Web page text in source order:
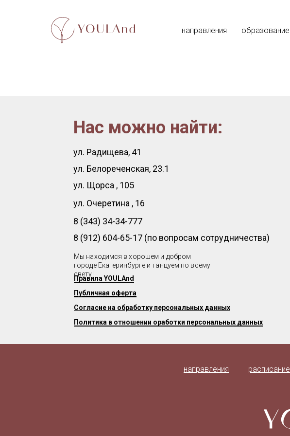
направления образование
Нас можно найти:
ул. Радищева, 41
ул. Белореченская, 23.1
ул. Щорса , 105
ул. Очеретина , 16
8 (912) 604-65-17 (по вопросам сотрудничества)
8 (343) 34-34-777
Мы находимся в хорошем и добром
городе Екатеринбурге и танцуем по всему
свету!
Правила YOULAnd
Публичная оферта
Согласие на обработку персональных данных
Политика в отношении оработки персональных данных
направления расписание